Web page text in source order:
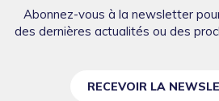
Abonnez-vous à la newsletter
des dernières actualités ou des
RECEVOIR LA